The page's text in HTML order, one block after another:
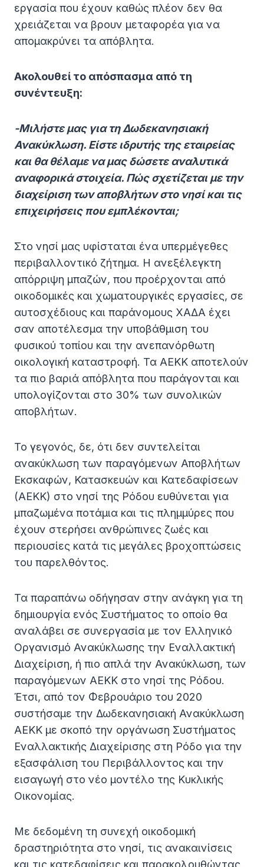
εργασία που έχουν καθώς πλέον δεν θα
χρειάζεται να βρουν μεταφορέα για να
απομακρύνει τα απόβλητα.
Ακολουθεί το απόσπασμα από τη
συνέντευξη:
-Μιλήστε μας για τη Δωδεκανησιακή
Ανακύκλωση. Είστε ιδρυτής της εταιρείας
και θα θέλαμε να μας δώσετε αναλυτικά
αναφορικά στοιχεία. Πώς σχετίζεται με την
διαχείριση των αποβλήτων στο νησί και τις
επιχειρήσεις που εμπλέκονται;
Στο νησί μας υφίσταται ένα υπερμέγεθες
περιβαλλοντικό ζήτημα. Η ανεξέλεγκτη
απόρριψη μπαζών, που προέρχονται από
οικοδομικές και χωματουργικές εργασίες, σε
αυτοσχέδιους και παράνομους ΧΑΔΑ έχει
σαν αποτέλεσμα την υποβάθμιση του
φυσικού τοπίου και την ανεπανόρθωτη
οικολογική καταστροφή. Τα ΑΕΚΚ αποτελούν
τα πιο βαριά απόβλητα που παράγονται και
υπολογίζονται στο 30% των συνολικών
αποβλήτων.
Το γεγονός, δε, ότι δεν συντελείται
ανακύκλωση των παραγόμενων Αποβλήτων
Εκσκαφών, Κατασκευών και Κατεδαφίσεων
(ΑΕΚΚ) στο νησί της Ρόδου ευθύνεται για
μπαζωμένα ποτάμια και τις πλημμύρες που
έχουν στερήσει ανθρώπινες ζωές και
περιουσίες κατά τις μεγάλες βροχοπτώσεις
του παρελθόντος.
Τα παραπάνω οδήγησαν στην ανάγκη για τη
δημιουργία ενός Συστήματος το οποίο θα
αναλάβει σε συνεργασία με τον Ελληνικό
Οργανισμό Ανακύκλωσης την Εναλλακτική
Διαχείριση, ή πιο απλά την Ανακύκλωση, των
παραγόμενων ΑΕΚΚ στο νησί της Ρόδου.
Έτσι, από τον Φεβρουάριο του 2020
συστήσαμε την Δωδεκανησιακή Ανακύκλωση
ΑΕΚΚ με σκοπό την οργάνωση Συστήματος
Εναλλακτικής Διαχείρισης στη Ρόδο για την
εξασφάλιση του Περιβάλλοντος και την
εισαγωγή στο νέο μοντέλο της Κυκλικής
Οικονομίας.
Με δεδομένη τη συνεχή οικοδομική
δραστηριότητα στο νησί, τις ανακαινίσεις